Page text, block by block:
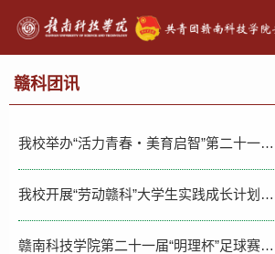
赣科团讯
我校举办“活力青春・美育启智”第二十一…
我校开展“劳动赣科”大学生实践成长计划…
赣南科技学院第二十一届“明理杯”足球赛…